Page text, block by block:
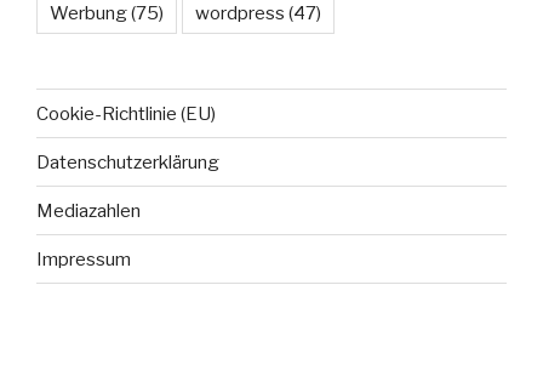
Werbung(75) wordpress (47)
Cookie-Richtlinie (EU)
Datenschutzerklärung
Mediazahlen
Impressum